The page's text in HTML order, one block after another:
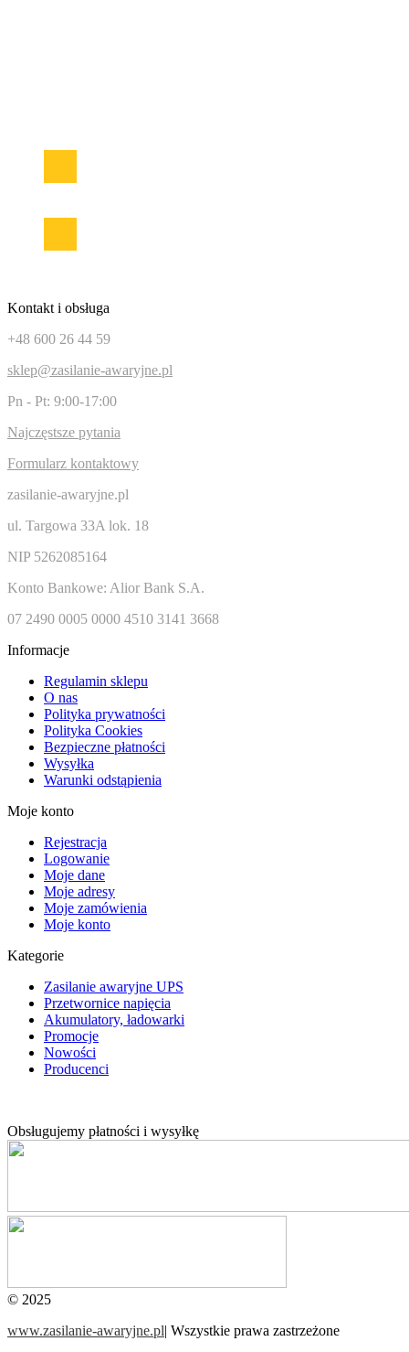
Kontakt i obsługa
+48 600 26 44 59
sklep@zasilanie-awaryjne.pl
Pn - Pt: 9:00-17:00
Najczęstsze pytania
Formularz kontaktowy
zasilanie-awaryjne.pl
ul. Targowa 33A lok. 18
NIP 5262085164
Konto Bankowe: Alior Bank S.A.
07 2490 0005 0000 4510 3141 3668
Informacje
Regulamin sklepu
O nas
Polityka prywatności
Polityka Cookies
Bezpieczne płatności
Wysyłka
Warunki odstąpienia
Moje konto
Rejestracja
Logowanie
Moje dane
Moje adresy
Moje zamówienia
Moje konto
Kategorie
Zasilanie awaryjne UPS
Przetwornice napięcia
Akumulatory, ładowarki
Promocje
Nowości
Producenci
Obsługujemy płatności i wysyłkę
© 2025
www.zasilanie-awaryjne.pl| Wszystkie prawa zastrzeżone